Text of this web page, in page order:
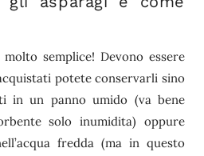
semplice! Devono essere
potete conservarli sino
in un panno umido (va bene
solo inumidita) oppure
fredda (ma in questo